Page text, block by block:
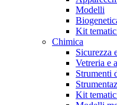
Modelli
Kit
Chimica
Sicurezza
Vetreria e
Strumenti
Kit